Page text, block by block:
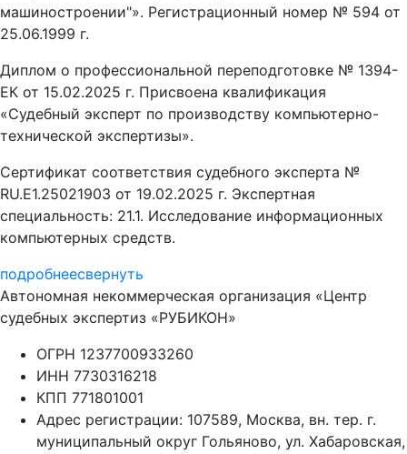
машиностроении"». Регистрационный номер № 594 от
25.06.1999 г.
Диплом о профессиональной переподготовке № 1394-
ЕК от 15.02.2025 г. Присвоена квалификация
«Судебный эксперт по производству компьютерно-
технической экспертизы».
Сертификат соответствия судебного эксперта №
RU.E1.25021903 от 19.02.2025 г. Экспертная
специальность: 21.1. Исследование информационных
компьютерных средств.
подробнеесвернуть
Автономная некоммерческая организация «Центр
судебных экспертиз «РУБИКОН»
ОГРН 1237700933260
ИНН 7730316218
КПП 771801001
Адрес регистрации: 107589, Москва, вн. тер. г.
муниципальный округ Гольяново, ул. Хабаровская,